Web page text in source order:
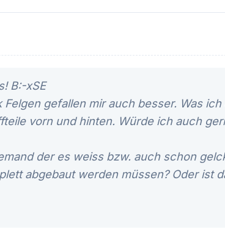
B:-xSE
Felgen gefallen mir auch besser. Was
vorn und hinten. Würde ich auch
der es weiss bzw. auch schon
abgebaut werden müssen? Oder ist